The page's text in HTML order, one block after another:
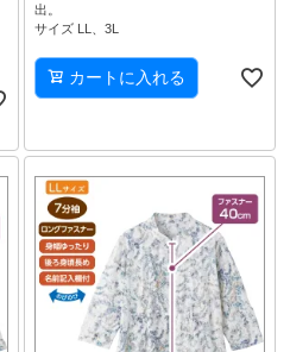
出。
サイズ LL、3L
カートに入れる